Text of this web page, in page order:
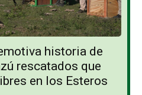
historia de
rescatados que
en los Esteros